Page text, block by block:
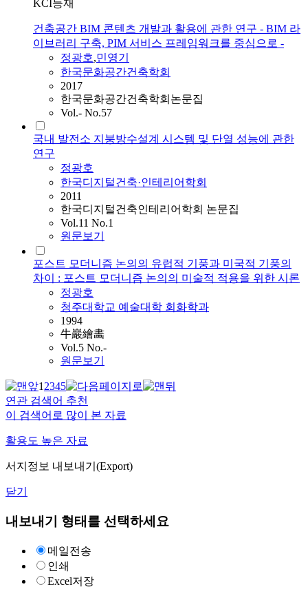
KCI등재
건축공간 BIM 콘텐츠 개발과 활용에 관한 연구 - BIM 라
이브러리 구축, PIM 서비스 프레임워크를 중심으로 -
정광호,민영기
한국문화공간건축학회
2017
한국문화공간건축학회논문집
Vol.- No.57
국내 발전소 지붕방수설계 시스템 및 단열 성능에 관한
연구
정광호
한국디지털건축·인테리어학회
2011
한국디지털건축인테리어학회 논문집
Vol.11 No.1
원문보기
포스트 모더니즘 논의의 유럽적 기풍과 미국적 기풍의
차이 : 포스트 모더니즘 논의의 미술적 적용을 위한 시론
정광호
청주대학교 예술대학 회화학과
1994
牛巖繪畵
Vol.5 No.-
원문보기
12345
연관 검색어 추천
이 검색어로 많이 본 자료
활용도 높은 자료
서지정보 내보내기(Export)
닫기
내보내기 형태를 선택하세요
메일전송
인쇄
Excel저장